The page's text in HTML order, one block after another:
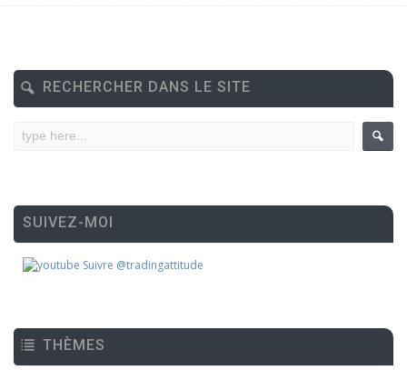
RECHERCHER DANS LE SITE
SUIVEZ-MOI
Suivre @tradingattitude
THÈMES